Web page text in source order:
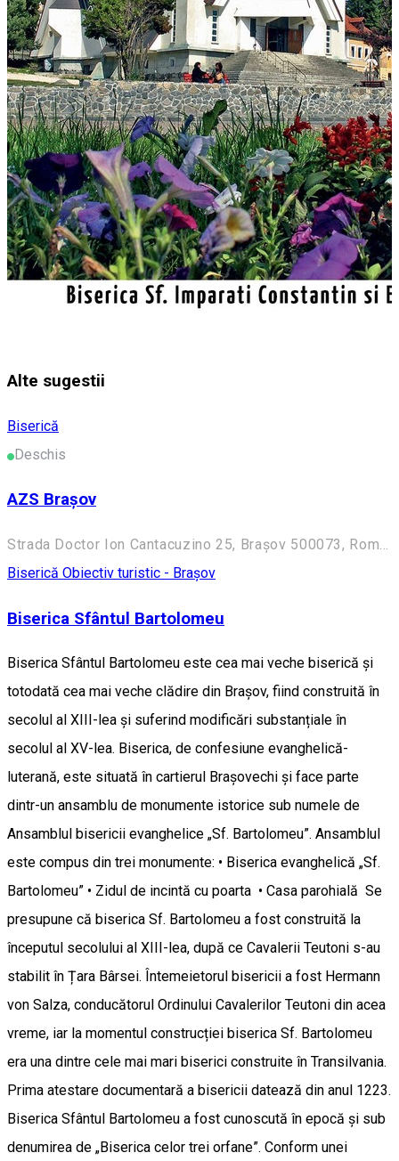
Alte sugestii
Biserică
Deschis
AZS Brașov
Strada Doctor Ion Cantacuzino 25, Brașov 500073, Romania
Biserică Obiectiv turistic - Brașov
Biserica Sfântul Bartolomeu
Biserica Sfântul Bartolomeu este cea mai veche biserică și
totodată cea mai veche clădire din Brașov, fiind construită în
secolul al XIII-lea și suferind modificări substanțiale în
secolul al XV-lea. Biserica, de confesiune evanghelică-
luterană, este situată în cartierul Brașovechi și face parte
dintr-un ansamblu de monumente istorice sub numele de
Ansamblul bisericii evanghelice „Sf. Bartolomeu”. Ansamblul
este compus din trei monumente: • Biserica evanghelică „Sf.
Bartolomeu” • Zidul de incintă cu poarta • Casa parohială Se
presupune că biserica Sf. Bartolomeu a fost construită la
începutul secolului al XIII-lea, după ce Cavalerii Teutoni s-au
stabilit în Țara Bârsei. Întemeietorul bisericii a fost Hermann
von Salza, conducătorul Ordinului Cavalerilor Teutoni din acea
vreme, iar la momentul construcției biserica Sf. Bartolomeu
era una dintre cele mai mari biserici construite în Transilvania.
Prima atestare documentară a bisericii datează din anul 1223.
Biserica Sfântul Bartolomeu a fost cunoscută în epocă și sub
denumirea de „Biserica celor trei orfane”. Conform unei